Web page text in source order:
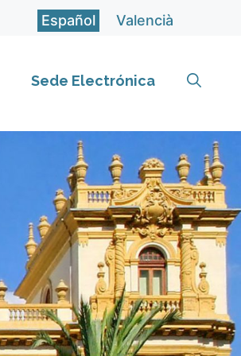
Español Valencià
Sede Electrónica